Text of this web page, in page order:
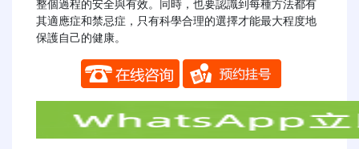
整個過程的安全與有效。同時，也要認識到每種方法都有
其適應症和禁忌症，只有科學合理的選擇才能最大程度地
保護自己的健康。